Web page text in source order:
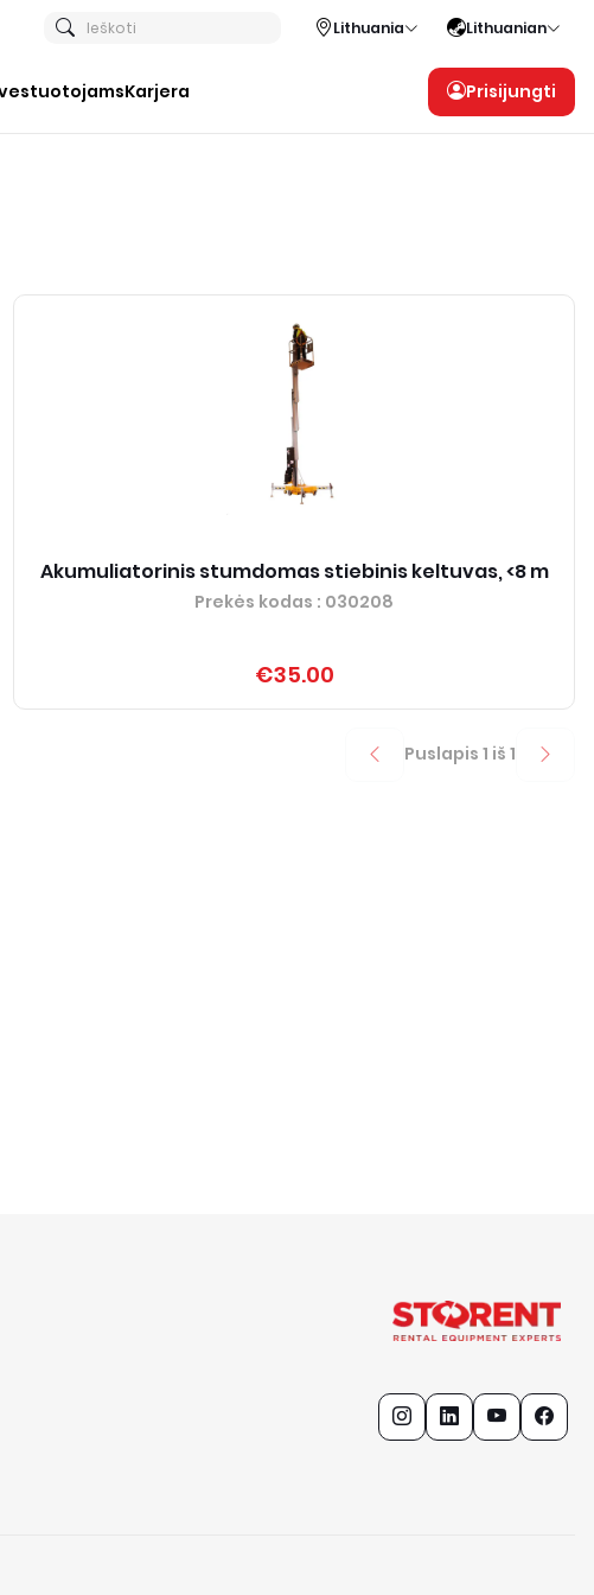
Ieškoti Lithuania Lithuanian
Karjera Prisijungti
Akumuliatorinis stumdomas stiebinis keltuvas, <8 m
Prekės kodas : 030208
€35.00
Puslapis 1 iš 1